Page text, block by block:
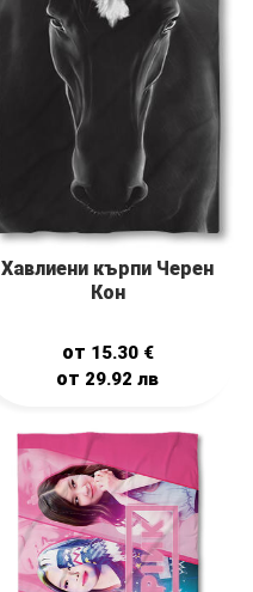
Хавлиени кърпи Черен
Кон
от 15.30 €
от 29.92лв